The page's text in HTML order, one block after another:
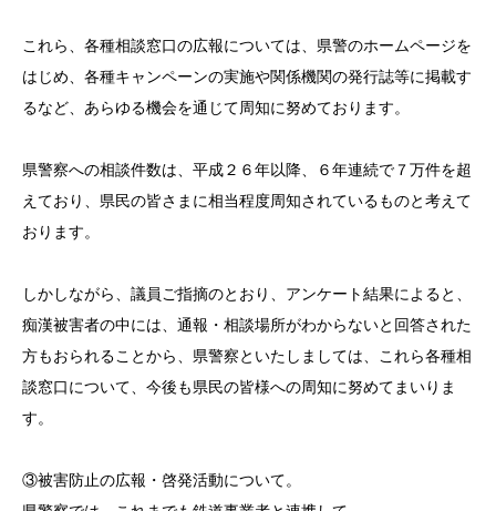
これら、各種相談窓口の広報については、県警のホームページを
はじめ、各種キャンペーンの実施や関係機関の発行誌等に掲載す
るなど、あらゆる機会を通じて周知に努めております。
県警察への相談件数は、平成２６年以降、６年連続で７万件を超
えており、県民の皆さまに相当程度周知されているものと考えて
おります。
しかしながら、議員ご指摘のとおり、アンケート結果によると、
痴漢被害者の中には、通報・相談場所がわからないと回答された
方もおられることから、県警察といたしましては、これら各種相
談窓口について、今後も県民の皆様への周知に努めてまいりま
す。
③被害防止の広報・啓発活動について。